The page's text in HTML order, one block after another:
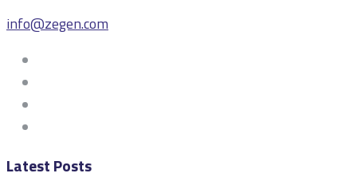
info@zegen.com
Latest Posts